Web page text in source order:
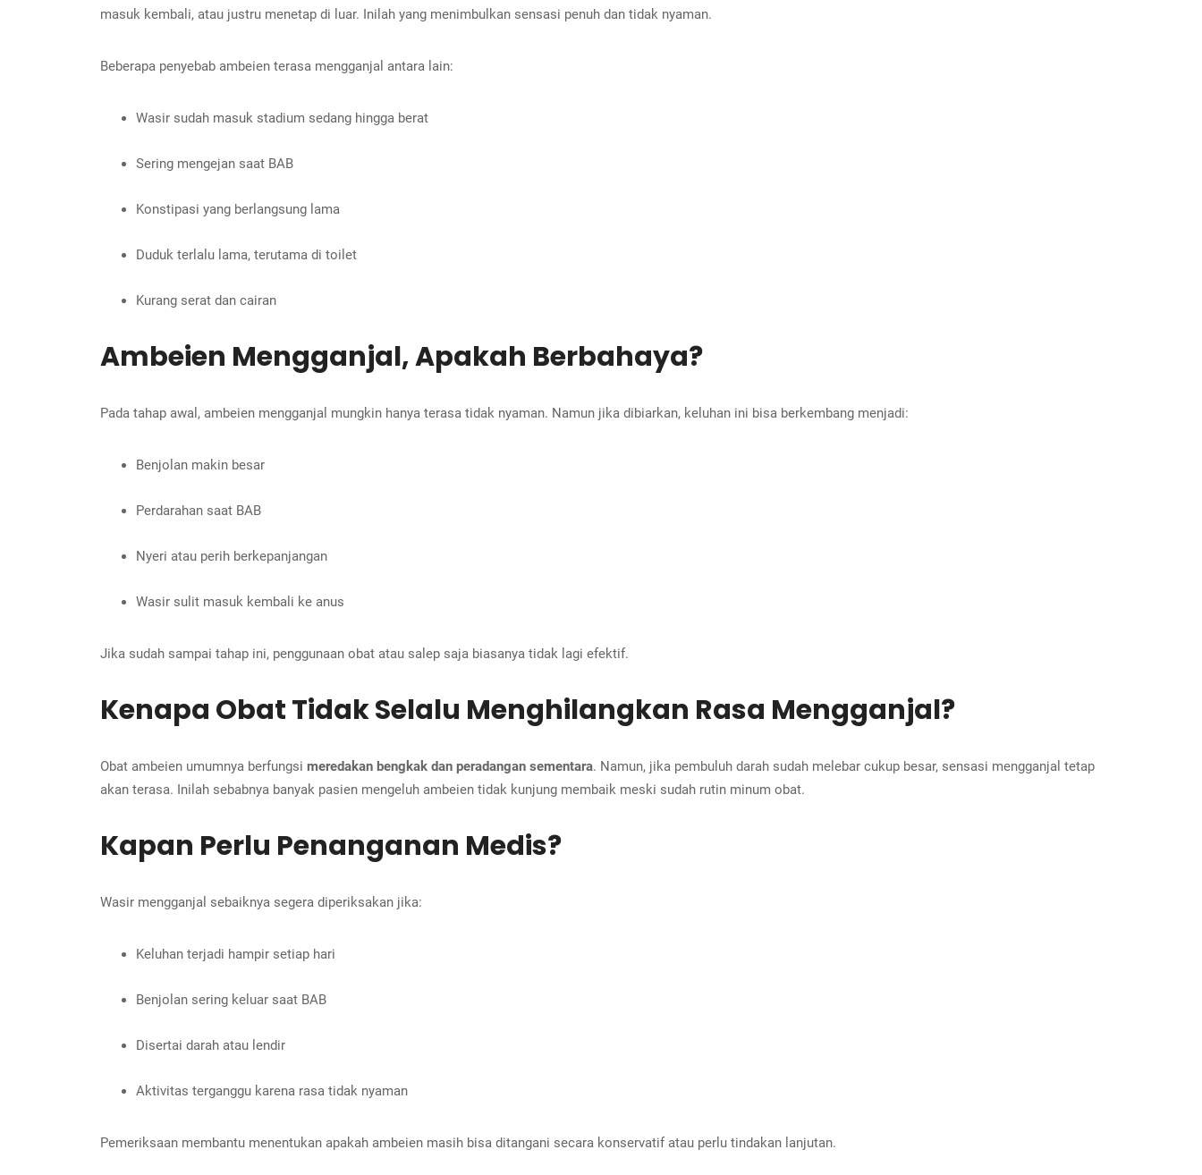
masuk kembali, atau justru menetap di luar. Inilah yang menimbulkan sensasi penuh dan tidak nyaman.
Beberapa penyebab ambeien terasa mengganjal antara lain:
Wasir sudah masuk stadium sedang hingga berat
Sering mengejan saat BAB
Konstipasi yang berlangsung lama
Duduk terlalu lama, terutama di toilet
Kurang serat dan cairan
Ambeien Mengganjal, Apakah Berbahaya?
Pada tahap awal, ambeien mengganjal mungkin hanya terasa tidak nyaman. Namun jika dibiarkan, keluhan ini bisa berkembang menjadi:
Benjolan makin besar
Perdarahan saat BAB
Nyeri atau perih berkepanjangan
Wasir sulit masuk kembali ke anus
Jika sudah sampai tahap ini, penggunaan obat atau salep saja biasanya tidak lagi efektif.
Kenapa Obat Tidak Selalu Menghilangkan Rasa Mengganjal?
Obat ambeien umumnya berfungsi meredakan bengkak dan peradangan sementara. Namun, jika pembuluh darah sudah melebar cukup besar, sensasi mengganjal tetap
akan terasa. Inilah sebabnya banyak pasien mengeluh ambeien tidak kunjung membaik meski sudah rutin minum obat.
Kapan Perlu Penanganan Medis?
Wasir mengganjal sebaiknya segera diperiksakan jika:
Keluhan terjadi hampir setiap hari
Benjolan sering keluar saat BAB
Disertai darah atau lendir
Aktivitas terganggu karena rasa tidak nyaman
Pemeriksaan membantu menentukan apakah ambeien masih bisa ditangani secara konservatif atau perlu tindakan lanjutan.